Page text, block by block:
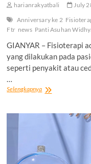
harianrakyatbali
July
Anniversary ke 2
Ftr news Panti Asuhan
GIANYAR – Fisioterapi
yang dilakukan pada
seperti penyakit atau
…
Selengkapnya“RAYAKAN
Fisioterapi
Gianyar
Berbagi